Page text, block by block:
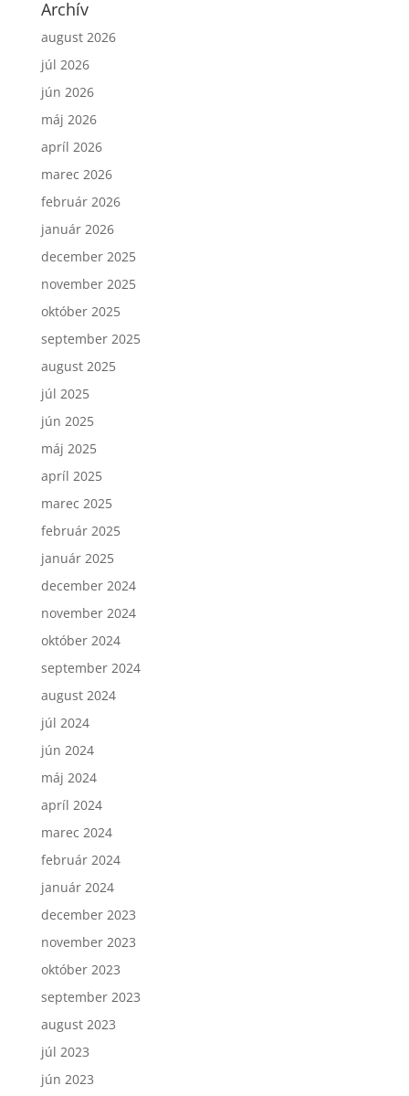
Archív
august 2026
júl 2026
jún 2026
máj 2026
apríl 2026
marec 2026
február 2026
január 2026
december 2025
november 2025
október 2025
september 2025
august 2025
júl 2025
jún 2025
máj 2025
apríl 2025
marec 2025
február 2025
január 2025
december 2024
november 2024
október 2024
september 2024
august 2024
júl 2024
jún 2024
máj 2024
apríl 2024
marec 2024
február 2024
január 2024
december 2023
november 2023
október 2023
september 2023
august 2023
júl 2023
jún 2023